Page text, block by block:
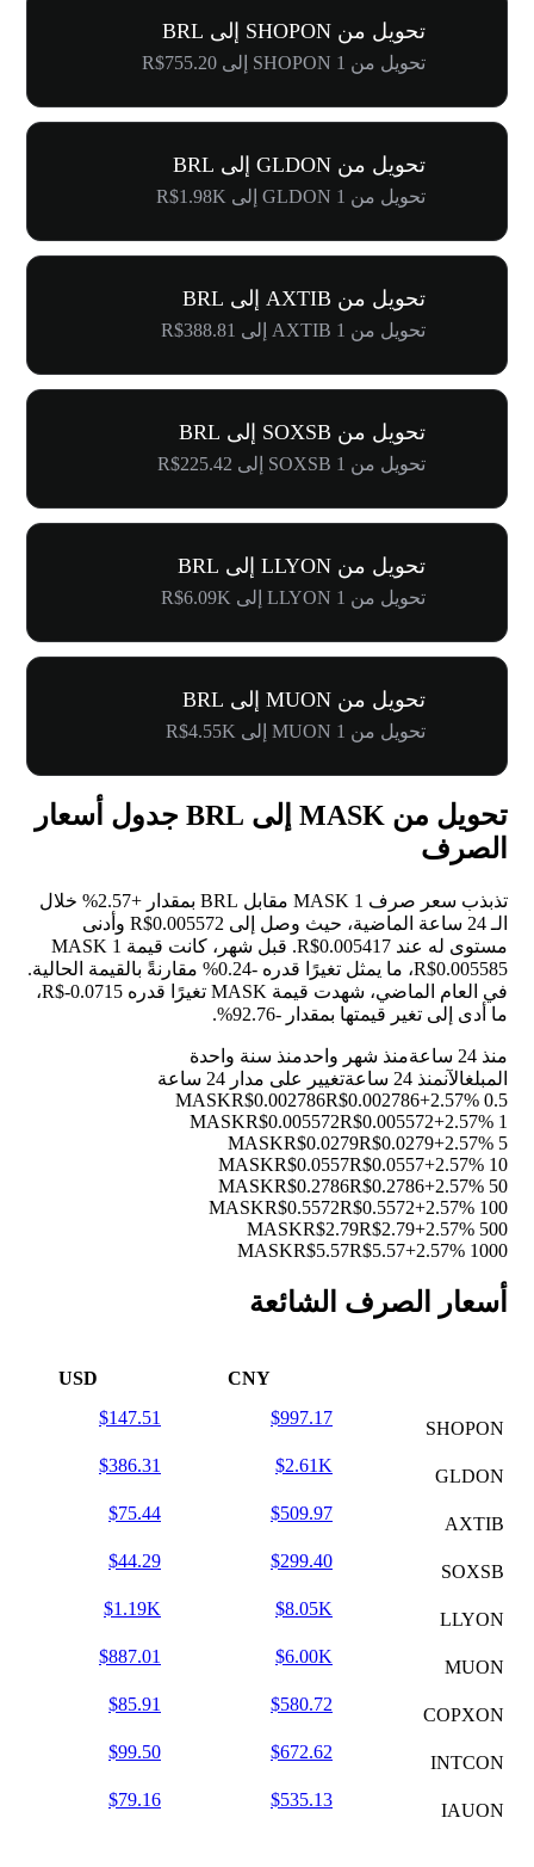
تحويل من SHOPON إلى BRL
تحويل من 1 SHOPON إلى R$755.20
تحويل من GLDON إلى BRL
تحويل من 1 GLDON إلى R$1.98K
تحويل من AXTIB إلى BRL
تحويل من 1 AXTIB إلى R$388.81
تحويل من SOXSB إلى BRL
تحويل من 1 SOXSB إلى R$225.42
تحويل من LLYON إلى BRL
تحويل من 1 LLYON إلى R$6.09K
تحويل من MUON إلى BRL
تحويل من 1 MUON إلى R$4.55K
تحويل من MASK إلى BRL جدول أسعار
الصرف
تذبذب سعر صرف 1 MASK مقابل BRL بمقدار +2.57%
خلال
الـ 24 ساعة الماضية، حيث وصل إلى R$0.005572 وأدنى
مستوى له عند R$0.005417. قبل شهر، كانت قيمة 1 MASK
R$0.005585، ما يمثل تغيرًا قدره
-0.24%
مقارنةً بالقيمة الحالية.
في العام الماضي، شهدت قيمة MASK تغيرًا قدره R$-0.0715،
ما أدى إلى تغير قيمتها بمقدار -92.76%
.
منذ 24 ساعة منذ شهر واحدمنذ سنة واحدة
المبلغالآنمنذ 24 ساعة
تغيير على مدار 24 ساعة
0.5 MASK
R$0.002786R$0.002786+2.57%
1 MASK
R$0.005572R$0.005572+2.57%
5 MASK
R$0.0279R$0.0279+2.57%
10 MASK
R$0.0557R$0.0557+2.57%
50 MASK
R$0.2786R$0.2786+2.57%
100 MASK
R$0.5572R$0.5572+2.57%
500 MASK
R$2.79R$2.79+2.57%
1000 MASK
R$5.57R$5.57+2.57%
أسعار الصرف الشائعة
CNY
USD
SHOPON
$997.17
$147.51
GLDON
$2.61K
$386.31
AXTIB
$509.97
$75.44
SOXSB
$299.40
$44.29
LLYON
$8.05K
$1.19K
MUON
$6.00K
$887.01
COPXON
$580.72
$85.91
INTCON
$672.62
$99.50
IAUON
$535.13
$79.16